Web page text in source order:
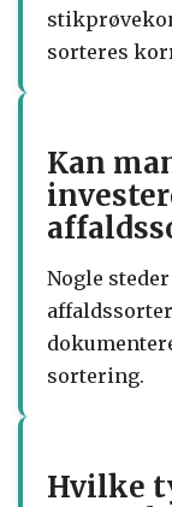
sorteres
Kan
Nogle
sortering.
Hvilke